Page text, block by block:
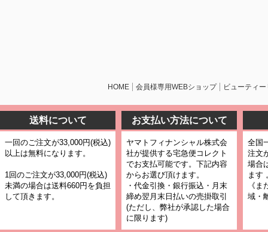
HOME 会員様専用WEBショップ ビューティ
送料について
一回のご注文が33,000円(税込)
以上は無料になります。
1回のご注文が33,000円(税込)
未満の場合は送料660円を負担
して頂きます。
お支払い方法について
ヤマトフィナンシャル株式会
社が提供する宅急便コレクト
でお支払可能です。下記内容
からお選び頂けます。
・代金引換・銀行振込・月末
締め翌月末日払いの売掛取引
(ただし、弊社が承認した場合
に限ります)
全国
注文
場合
ます
《
域・